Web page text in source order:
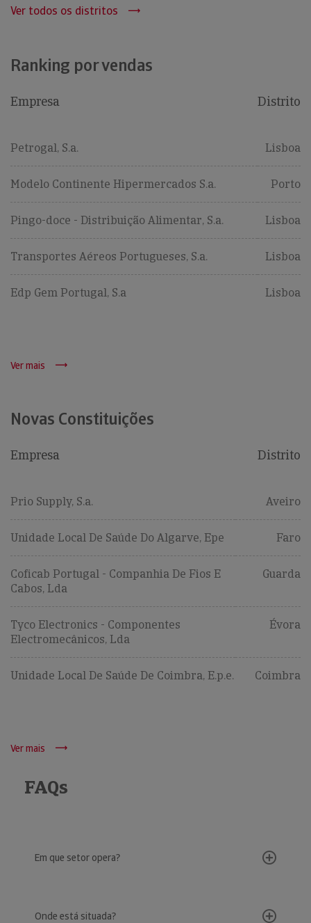
Ver todos os distritos
Ranking por vendas
Empresa Distrito
Petrogal, S.a. Lisboa
Modelo Continente Hipermercados S.a. Porto
Pingo-doce - Distribuição Alimentar, S.a. Lisboa
Transportes Aéreos Portugueses, S.a. Lisboa
Edp Gem Portugal, S.a Lisboa
Ver mais
Novas Constituições
Empresa Distrito
Prio Supply, S.a. Aveiro
Unidade Local De Saúde Do Algarve, Epe Faro
Coficab Portugal - Companhia De Fios E
Cabos, Lda
Guarda
Tyco Electronics - Componentes
Electromecânicos, Lda
Évora
Unidade Local De Saúde De Coimbra, E.p.e. Coimbra
Ver mais
FAQs
Em que setor opera?
Onde está situada?